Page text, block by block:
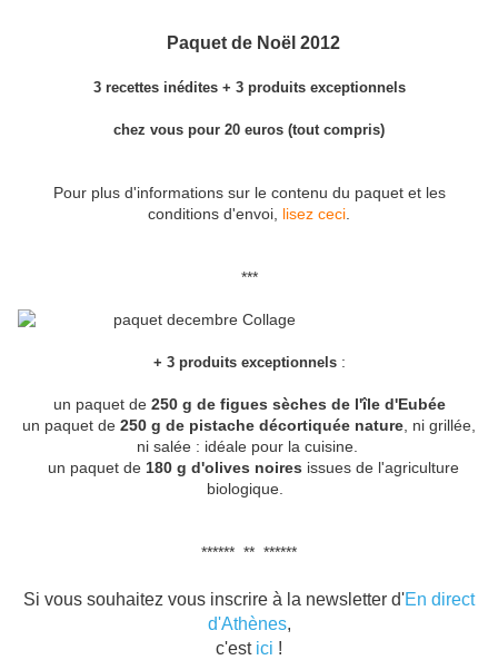
Paquet de Noël 2012
3 recettes inédites + 3 produits exceptionnels
chez vous pour 20 euros (tout compris)
Pour plus d'informations sur le contenu du paquet et les
conditions d'envoi, lisez ceci
***
+ 3 produits exceptionnels:
un paquet de 250 g de figues sèches de l'île d'Eubée
un paquet de 250 g de pistache décortiquée nature , ni grillée,
ni salée : idéale pour la cuisine.
un paquet de 180 g d'olives noires issues de l'agriculture
biologique.
****** ** ******
Si vous souhaitez vous inscrire à la newsletter d'En direct
d'Athènes,
c'est ici !